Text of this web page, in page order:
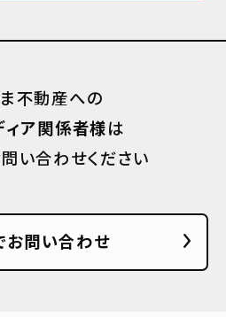
不動産への
ィア関係者様は
い合わせください
お問い合わせ